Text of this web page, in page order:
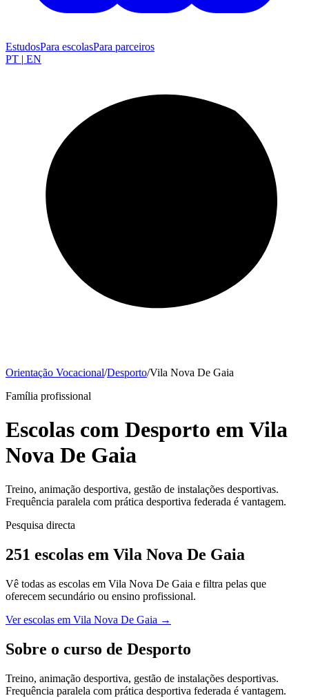
EstudosPara escolasPara parceiros
PT | EN
Orientação Vocacional/Desporto/Vila Nova De Gaia
Família profissional
Escolas com Desporto em Vila
Nova De Gaia
Treino, animação desportiva, gestão de instalações desportivas.
Frequência paralela com prática desportiva federada é vantagem.
Pesquisa directa
251 escolas em Vila Nova De Gaia
Vê todas as escolas em Vila Nova De Gaia e filtra pelas que
oferecem secundário ou ensino profissional.
Ver escolas em Vila Nova De Gaia →
Sobre o curso de Desporto
Treino, animação desportiva, gestão de instalações desportivas.
Frequência paralela com prática desportiva federada é vantagem.